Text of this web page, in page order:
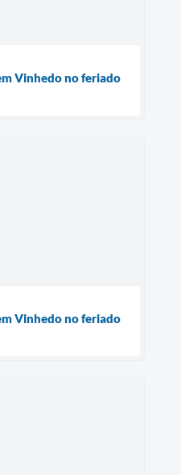
Vinhedo no feriado
Vinhedo no feriado